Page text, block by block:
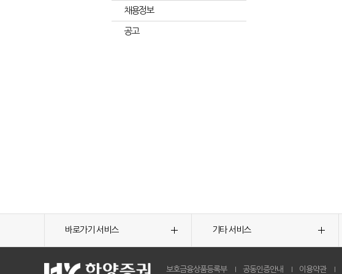
채용정보
공고
바로가기 서비스 기타 서비스
보호금융상품등록부 공동인증안내 이용약관